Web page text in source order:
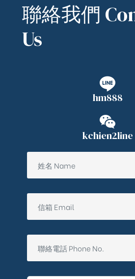
聯絡我們
Us
hm888
kchien2line